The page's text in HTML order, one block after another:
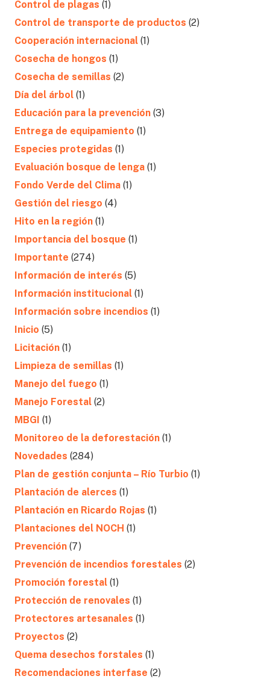
Control de plagas (1)
Control de transporte de productos (2)
Cooperación internacional (1)
Cosecha de hongos (1)
Cosecha de semillas (2)
Día del árbol (1)
Educación para la prevención (3)
Entrega de equipamiento (1)
Especies protegidas (1)
Evaluación bosque de lenga (1)
Fondo Verde del Clima (1)
Gestión del riesgo (4)
Hito en la región (1)
Importancia del bosque (1)
Importante (274)
Información de interés (5)
Información institucional (1)
Información sobre incendios (1)
Inicio (5)
Licitación (1)
Limpieza de semillas (1)
Manejo del fuego (1)
Manejo Forestal (2)
MBGI (1)
Monitoreo de la deforestación (1)
Novedades (284)
Plan de gestión conjunta – Río Turbio (1)
Plantación de alerces (1)
Plantación en Ricardo Rojas (1)
Plantaciones del NOCH (1)
Prevención (7)
Prevención de incendios forestales (2)
Promoción forestal (1)
Protección de renovales (1)
Protectores artesanales (1)
Proyectos (2)
Quema desechos forstales (1)
Recomendaciones interfase (2)